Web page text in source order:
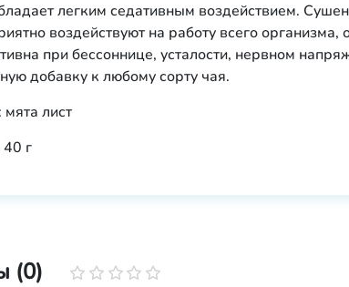
легким седативным воздействием.
воздействуют на работу всего организма,
при бессоннице, усталости, нервном
добавку к любому сорту чая.
: мята лист
40 г
(0)